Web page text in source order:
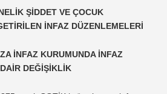
ŞİDDET VE ÇOCUK
İNFAZ DÜZENLEMELERİ
İNFAZ KURUMUNDA İNFAZ
DEĞİŞİKLİK